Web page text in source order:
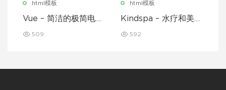
html模板
Vue – 简洁的极简电子
板
509
html模板
Kindspa – 水疗和美容
592